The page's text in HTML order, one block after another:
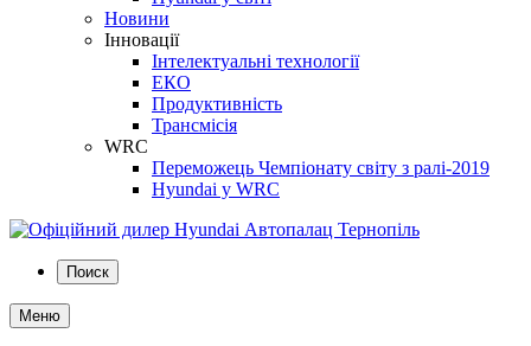
Новини
Інновації
Інтелектуальні технології
ЕКО
Продуктивність
Трансмісія
WRC
Переможець Чемпіонату світу з ралі-2019
Hyundai у WRC
Поиск
Меню